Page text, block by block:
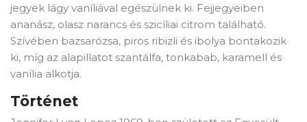
jegyek lágy vaníliával egészülnek ki. Fejjegyeiben
ananász, olasz narancs és szicíliai citrom található.
Szívében bazsarózsa, piros ribizli és ibolya bontakozik
ki, míg az alapillatot szantálfa, tonkabab, karamell és
vanília alkotja.
Történet